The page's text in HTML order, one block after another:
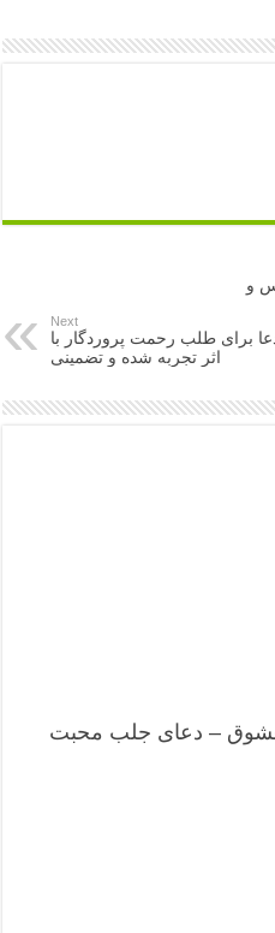
و
Next
برای طلب رحمت پروردگار با
اثر تجربه شده و تضمینی
– دعای جلب محبت